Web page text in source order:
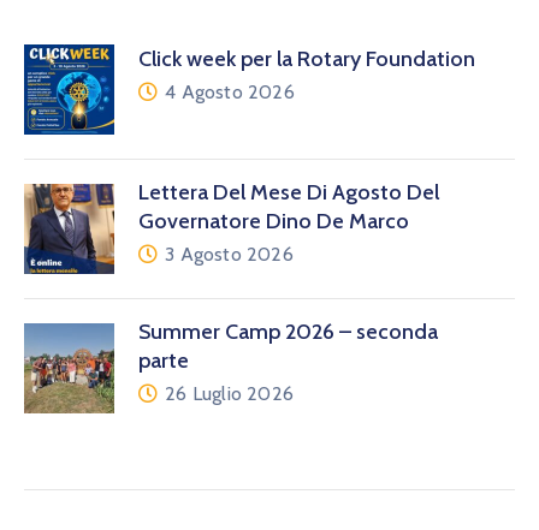
Click week per la Rotary Foundation
4 Agosto 2026
Lettera Del Mese Di Agosto Del
Governatore Dino De Marco
3 Agosto 2026
Summer Camp 2026 – seconda
parte
26 Luglio 2026